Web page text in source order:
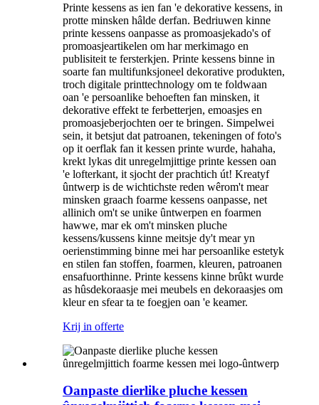
Printe kessens as ien fan 'e dekorative kessens, in
protte minsken hâlde derfan. Bedriuwen kinne
printe kessens oanpasse as promoasjekado's of
promoasjeartikelen om har merkimago en
publisiteit te fersterkjen. Printe kessens binne in
soarte fan multifunksjoneel dekorative produkten,
troch digitale printtechnology om te foldwaan
oan 'e persoanlike behoeften fan minsken, it
dekorative effekt te ferbetterjen, emoasjes en
promoasjeberjochten oer te bringen. Simpelwei
sein, it betsjut dat patroanen, tekeningen of foto's
op it oerflak fan it kessen printe wurde, hahaha,
krekt lykas dit unregelmjittige printe kessen oan
'e lofterkant, it sjocht der prachtich út! Kreatyf
ûntwerp is de wichtichste reden wêrom't mear
minsken graach foarme kessens oanpasse, net
allinich om't se unike ûntwerpen en foarmen
hawwe, mar ek om't minsken pluche
kessens/kussens kinne meitsje dy't mear yn
oerienstimming binne mei har persoanlike estetyk
en stilen fan stoffen, foarmen, kleuren, patroanen
ensafuorthinne. Printe kessens kinne brûkt wurde
as hûsdekoraasje mei meubels en dekoraasjes om
kleur en sfear ta te foegjen oan 'e keamer.
Krij in offerte
Oanpaste dierlike pluche kessen